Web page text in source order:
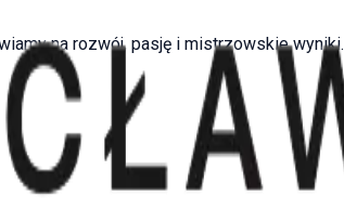
na rozwój, pasję i mistrzowskie wyniki.